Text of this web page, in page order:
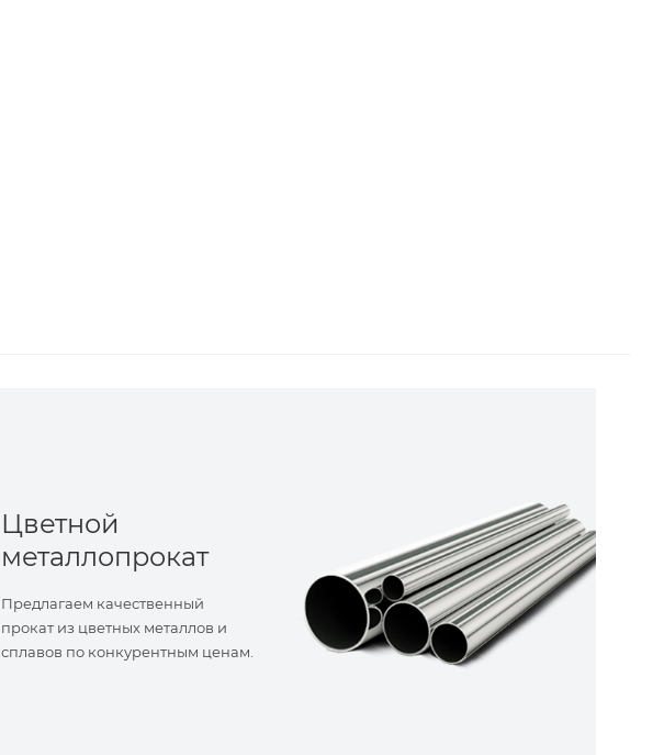
Цветной
металлопрокат
Предлагаем качественный
прокат из цветных металлов и
сплавов по конкурентным ценам.